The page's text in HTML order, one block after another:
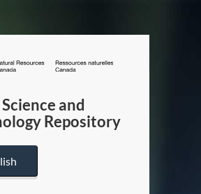
/
Canada
and
Repository